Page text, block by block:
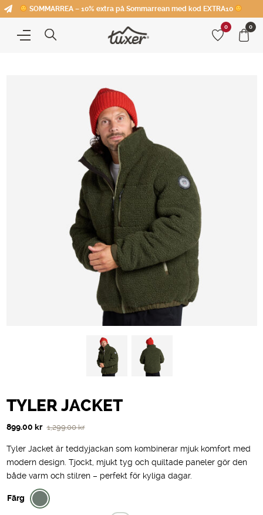
SOMMARREA – 10% extra på Sommarrean med kod EXTRA10
0 0
TYLER JACKET
1,299.00kr
Det
priset
var:
1,299.00 kr.
899.00 kr
Det
priset
är:
899.00 kr.
Tyler Jacket är teddyjackan som kombinerar mjuk komfort med
modern design. Tjockt, mjukt tyg och quiltade paneler gör den
både varm och stilren – perfekt för kyliga dagar.
Färg